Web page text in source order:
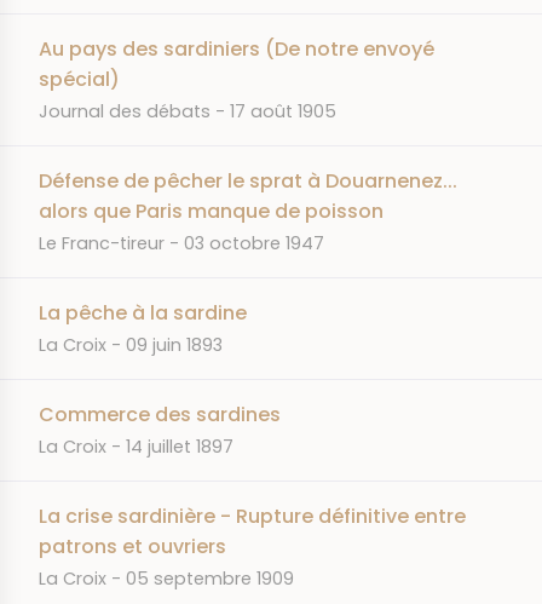
Au pays des sardiniers (De notre envoyé
spécial)
JOURNAL
Journal des débats DATE
17 août 1905
Défense de pêcher le sprat à Douarnenez...
alors que Paris manque de poisson
JOURNAL
Le Franc-tireur DATE
03 octobre 1947
La pêche à la sardine
JOURNAL
La Croix DATE
09 juin 1893
Commerce des sardines
JOURNAL
La Croix DATE
14 juillet 1897
La crise sardinière - Rupture définitive entre
patrons et ouvriers
JOURNAL
La Croix DATE
05 septembre 1909